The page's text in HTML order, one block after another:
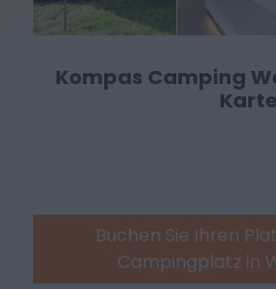
Kompas Camping
Karte
Buchen Sie Ihren
Campingplatz in